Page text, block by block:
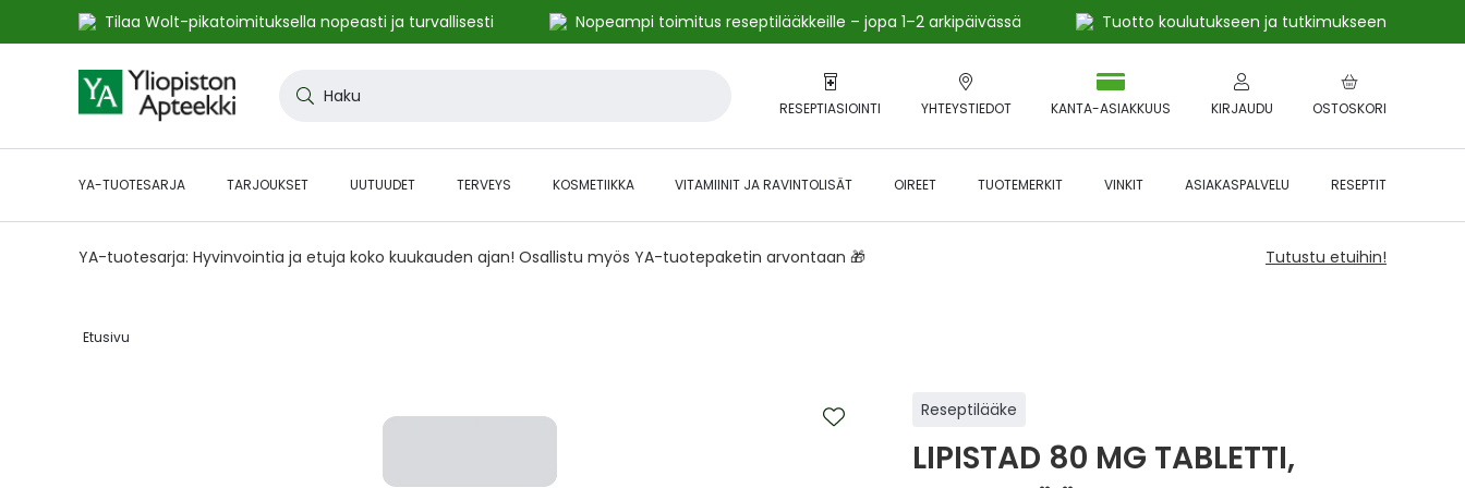
Tilaa Wolt-pikatoimituksella nopeasti ja turvallisesti Nopeampi toimitus reseptilääkkeille – jopa 1–2 arkipäivässä
Tuotto koulutukseen ja tutkimukseen
to
Content
RESEPTIASIOINTI YHTEYSTIEDOT OSTOSKORI
KANTA-ASIAKKUUS KIRJAUDU
YA-TUOTESARJA TARJOUKSET UUTUUDET TERVEYS KOSMETIIKKA VITAMIINIT JA RAVINTOLISÄT OIREET TUOTEMERKIT VINKIT ASIAKASPALVELU RESEPTIT
YA-tuotesarja: Hyvinvointia ja etuja koko kuukauden ajan! Osallistu myös YA-tuotepaketin arvontaan 🎁 Tutustu etuihin!
Etusivu‎
Reseptilääke
LIPISTAD 80 MG TABLETTI,